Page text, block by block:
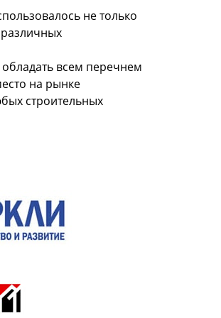
не только
всем перечнем
на рынке
строительных